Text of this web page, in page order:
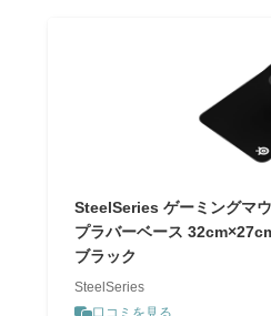
SteelSeries ゲーミングマ
プラバーベース
ブラック
SteelSeries